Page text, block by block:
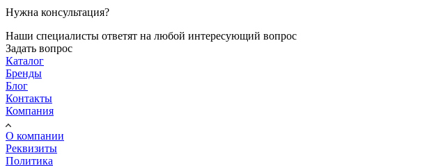
Нужна консультация?
Наши специалисты ответят на любой интересующий вопрос
Задать вопрос
Каталог
Бренды
Блог
Контакты
Компания
О компании
Реквизиты
Политика